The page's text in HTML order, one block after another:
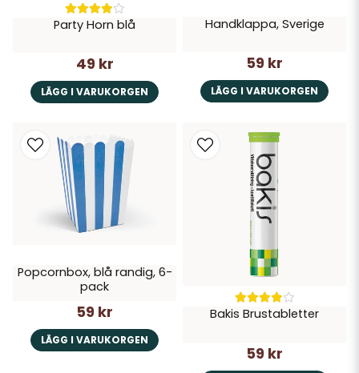
Party Horn blå
49 kr
LÄGG I VARUKORGEN
Handklappa, Sverige
59 kr
LÄGG I VARUKORGEN
Popcornbox, blå randig, 6-
pack
59 kr
LÄGG I VARUKORGEN
Bakis Brustabletter
59 kr